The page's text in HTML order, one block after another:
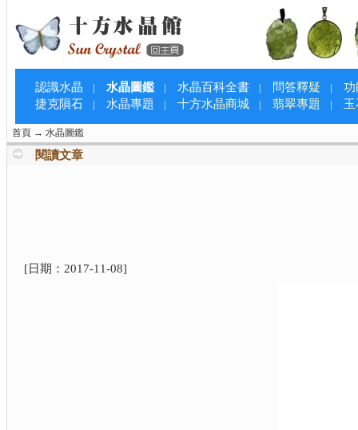
認識水晶 | 水晶圖鑑 | 水晶百科全書 | 問答釋疑 |
功
捷克隕石
| 水晶專題 | 十方水晶商城 | 翡翠專題 |
首頁 → 水晶圖鑑
閱讀文章
[日期： 2017-11-08]